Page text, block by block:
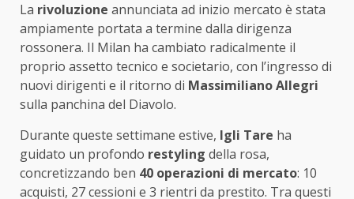
La rivoluzione annunciata ad inizio mercato è stata
ampiamente portata a termine dalla dirigenza
rossonera. Il Milan ha cambiato radicalmente il
proprio assetto tecnico e societario, con l’ingresso di
nuovi dirigenti e il ritorno di Massimiliano Allegri
sulla panchina del Diavolo.
Durante queste settimane estive, Igli Tare ha
guidato un profondo restyling della rosa,
concretizzando ben 40 operazioni di mercato: 10
acquisti, 27 cessioni e 3 rientri da prestito. Tra questi